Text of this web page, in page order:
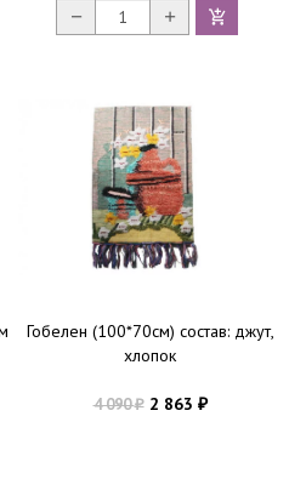
Гобелен (100*70см) состав: джут,
хлопок
4 090₽2 863 ₽